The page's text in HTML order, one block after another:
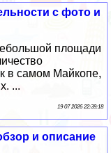
c фото и
площади
в самом Майкопе,
...
19 07 2026 22:39:18
и описание